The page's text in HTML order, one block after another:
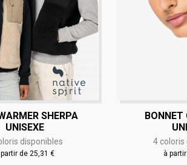
SHERPA
UNISEXE
disponibles
partir de 25,31 €
BONNET
4 coloris
à